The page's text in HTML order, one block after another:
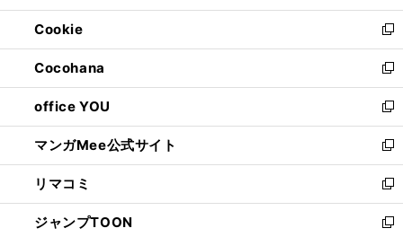
開
く
ウ
で
開
く
ン
ド
ウ
で
開
く
ウ
ィ
ン
ド
ウ
で
開
く
Cookie
新
し
い
ウ
ィ
ン
ド
ウ
で
開
く
Cocohana
新
し
い
ウ
ィ
ン
ド
ウ
で
office YOU
新
し
い
ウ
ィ
ン
ド
マンガMee公式サイト
新
し
い
ウ
ィ
リマコミ
新
し
い
ジャンプTOON
新